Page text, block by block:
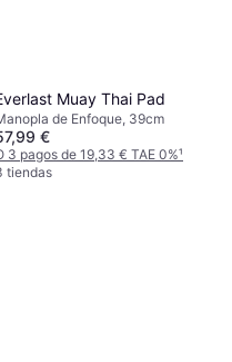
Muay Thai Pad
de Enfoque, 39cm
€
3 pagos de 19,33 € TAE 0%¹
tiendas